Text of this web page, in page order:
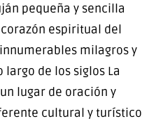
pequeña y sencilla
espiritual del
milagros y
de los siglos La
lugar de oración y
cultural y turístico